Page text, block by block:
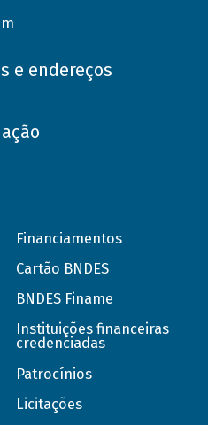
e endereços
Financiamentos
Cartão BNDES
BNDES Finame
Instituições financeiras
credenciadas
Patrocínios
Licitações